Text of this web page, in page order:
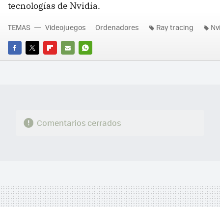
tecnologías de Nvidia.
FACEBOOK
TWITTERFLIPBOARD
E-
WHATSAPP
TEMAS Videojuegos Ordenadores Ray tracing
Comentarios cerrados